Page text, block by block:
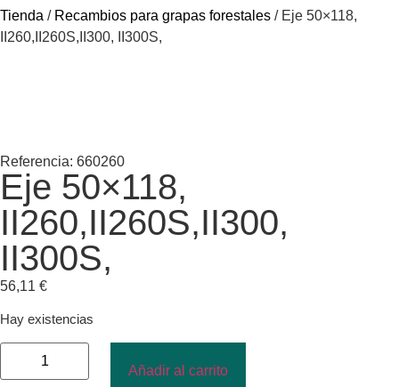
Tienda / Recambios para grapas forestales / Eje 50×118,
II260,II260S,II300, II300S,
Referencia: 660260
Eje 50×118,
II260,II260S,II300,
II300S,
56,11 €
Hay existencias
Añadir al carrito